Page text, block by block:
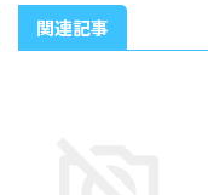
関連記事